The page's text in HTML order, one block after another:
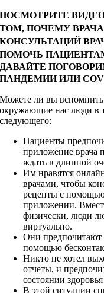
ПОСМОТРИТЕ
ТОМ, ПОЧЕМУ
КОНСУЛЬТАЦИЙ
ПОМОЧЬ
ДАВАЙТЕ
ПАНДЕМИИ ИЛИ
Можете ли вы вспомнить
окружающие нас люди в
следующего:
Пациенты
приложение врача
ждать в длинной
Им нравятся
врачами, чтобы
рецепты с
приложении.
физически, люди
виртуально.
Они предпочитают
помощью
Никто не хотел
отчеты, и
состоянии
В этой ситуации